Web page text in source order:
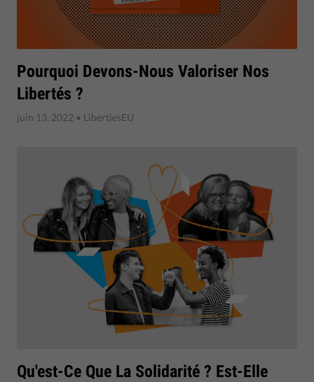
Pourquoi Devons-Nous Valoriser Nos
Libertés ?
juin 13, 2022 • LibertiesEU
Qu'est-Ce Que La Solidarité ? Est-Elle